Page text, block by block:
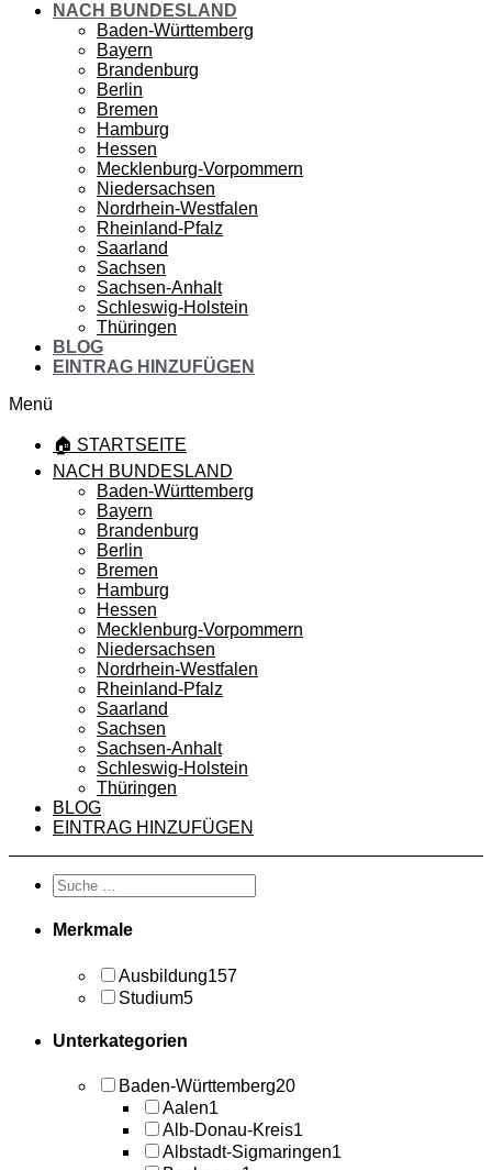
NACH BUNDESLAND
Baden-Württemberg
Bayern
Brandenburg
Berlin
Bremen
Hamburg
Hessen
Mecklenburg-Vorpommern
Niedersachsen
Nordrhein-Westfalen
Rheinland-Pfalz
Saarland
Sachsen
Sachsen-Anhalt
Schleswig-Holstein
Thüringen
BLOG
EINTRAG HINZUFÜGEN
Menü
🏠 STARTSEITE
NACH BUNDESLAND
Baden-Württemberg
Bayern
Brandenburg
Berlin
Bremen
Hamburg
Hessen
Mecklenburg-Vorpommern
Niedersachsen
Nordrhein-Westfalen
Rheinland-Pfalz
Saarland
Sachsen
Sachsen-Anhalt
Schleswig-Holstein
Thüringen
BLOG
EINTRAG HINZUFÜGEN
Merkmale
Ausbildung157
Studium5
Unterkategorien
Baden-Württemberg20
Aalen1
Alb-Donau-Kreis1
Albstadt-Sigmaringen1